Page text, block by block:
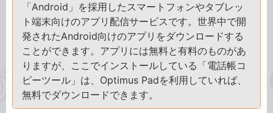
「Android」を採用したスマートフォンやタブレッ
ト端末向けのアプリ配信サービスです。世界中で開
発されたAndroid向けのアプリをダウンロードする
ことができます。アプリには無料と有料のものがあ
りますが、ここでインストールしている「電話帳コ
ピーツール」は、Optimus Padを利用していれば、
無料でダウンロードできます。